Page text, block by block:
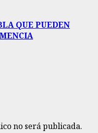
QUE PUEDEN
no será publicada.